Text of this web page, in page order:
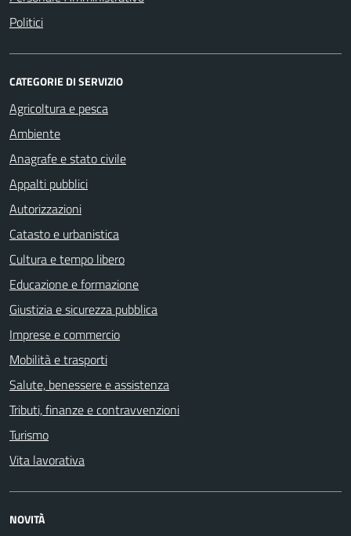
Politici
CATEGORIE DI SERVIZIO
Agricoltura e pesca
Ambiente
Anagrafe e stato civile
Appalti pubblici
Autorizzazioni
Catasto e urbanistica
Cultura e tempo libero
Educazione e formazione
Giustizia e sicurezza pubblica
Imprese e commercio
Mobilità e trasporti
Salute, benessere e assistenza
Tributi, finanze e contravvenzioni
Turismo
Vita lavorativa
NOVITÀ